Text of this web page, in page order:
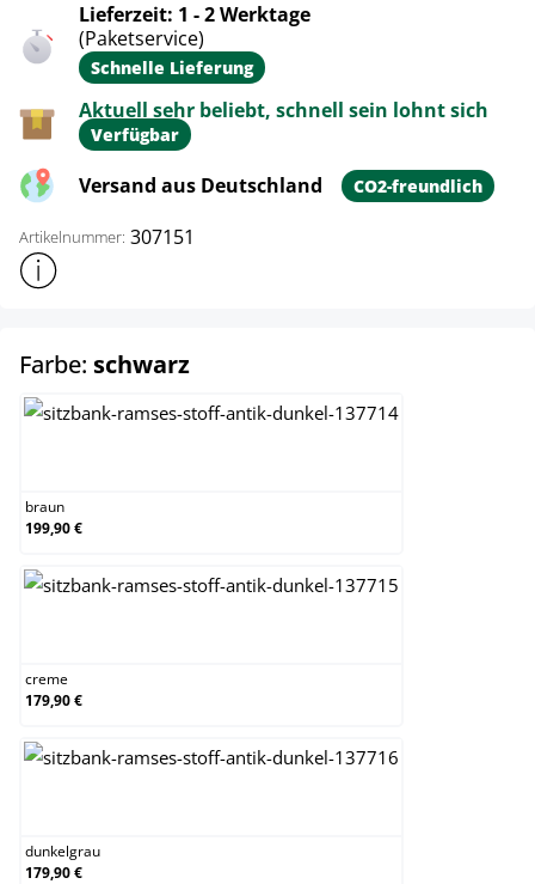
Lieferzeit: 1 - 2 Werktage
(Paketservice)
Schnelle Lieferung
Aktuell sehr beliebt, schnell sein lohnt sich
Verfügbar
Versand aus Deutschland CO2-freundlich
Artikelnummer: 307151
Weitere Produktinformationen anzeigen
Farbe: schwarzauswählen
braun
199,90 €
creme
179,90 €
dunkelgrau
179,90 €